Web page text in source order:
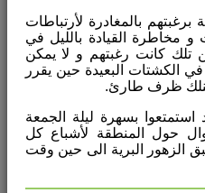
بالمغادرة لأرتباطات
مخاطرة القيادة بالليل في
تلك كانت رغبتهم و لا يمكن
الكشتات البعيدة حين يقرر
ظرف طارئ.
بسهرة ليلة الجمعة
حول المنطقة لأشباع كل
الزهور البرية الى حين وقت